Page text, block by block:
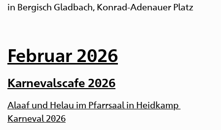
in Bergisch Gladbach, Konrad-Adenauer Platz
Februar 2026
Karnevalscafe 2026
Alaaf und Helau im Pfarrsaal in Heidkamp
Karneval 2026